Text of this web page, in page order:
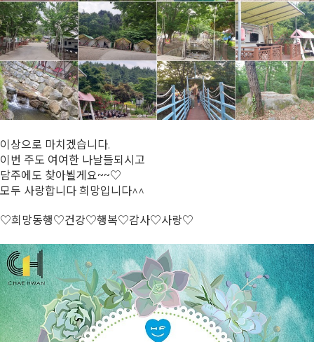
이상으로 마치겠습니다.
이번 주도 여여한 나날들되시고
담주에도 찾아뵐게요~~♡
모두 사랑합니다 희망입니다^^
♡희망동행♡건강♡행복♡감사♡사랑♡